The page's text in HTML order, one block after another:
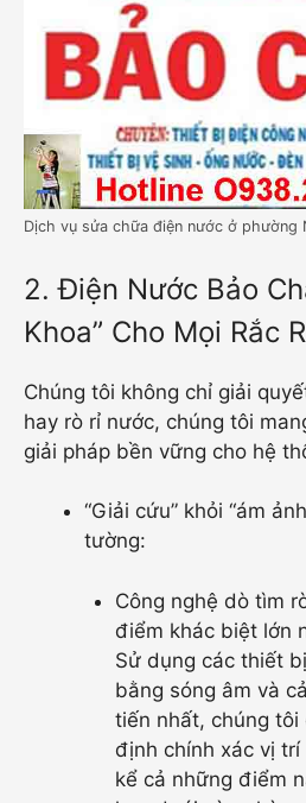
Dịch vụ sửa chữa điện nước ở phường
2. Điện Nước Bảo
Khoa” Cho Mọi Rắc
Chúng tôi không chỉ giải
hay rò rỉ nước, chúng tôi
giải pháp bền vững cho hệ
“Giải cứu” khỏi “ám
tường:
Công nghệ dò tìm
điểm khác biệt lớn
Sử dụng các thiết
bằng sóng âm và
tiến nhất, chúng tôi
định chính xác vị
kể cả những điểm